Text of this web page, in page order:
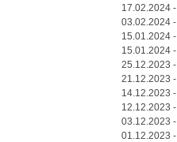
17.02.2024 -
03.02.2024 -
15.01.2024 -
15.01.2024 -
25.12.2023 -
21.12.2023 -
14.12.2023 -
12.12.2023 -
03.12.2023 -
01.12.2023 -